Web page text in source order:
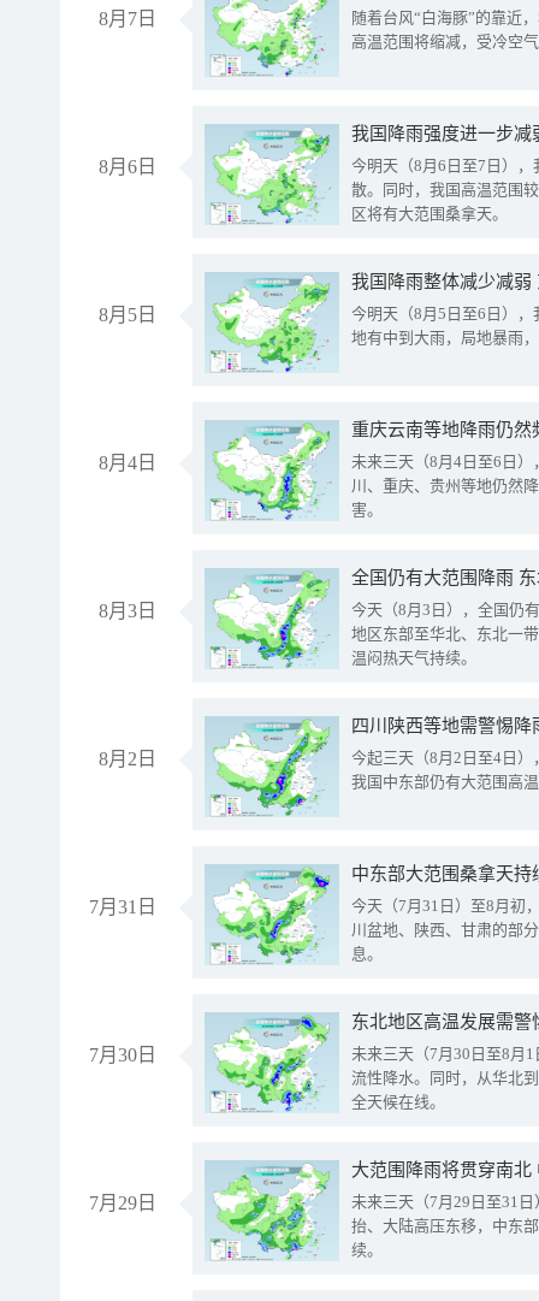
8月7日
随着台风“白海豚”的靠近
高温范围将缩减，受冷空
8月6日
今明天（8月6日至7日）
散。同时，我国高温范围
区将有大范围桑拿天。
8月5日
我国降雨整体减少减弱
今明天（8月5日至6日）
地有中到大雨，局地暴雨
8月4日
重庆云南等地降雨仍然
未来三天（8月4日至6日
川、重庆、贵州等地仍然
害。
8月3日
全国仍有大范围降雨
今天（8月3日），全国仍
地区东部至华北、东北一
温闷热天气持续。
8月2日
今起三天（8月2日至4日
我国中东部仍有大范围高
7月31日
中东部大范围桑拿天
今天（7月31日）至8月初
川盆地、陕西、甘肃的部
息。
7月30日
东北地区高温发展需
未来三天（7月30日至8月
流性降水。同时，从华北
全天候在线。
7月29日
大范围降雨将贯穿南
未来三天（7月29日至31
抬、大陆高压东移，中东
续。